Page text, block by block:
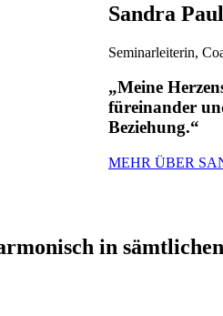
Sandra Paul
Seminarleiterin,
„Meine
füreinander
Beziehung.“
MEHR ÜBER
in